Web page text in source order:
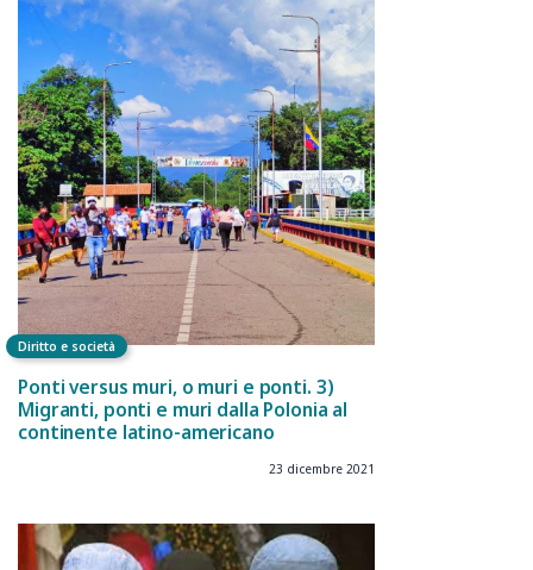
Diritto e società
Ponti versus muri, o muri e ponti. 3)
Migranti, ponti e muri dalla Polonia al
continente latino-americano
23 dicembre 2021